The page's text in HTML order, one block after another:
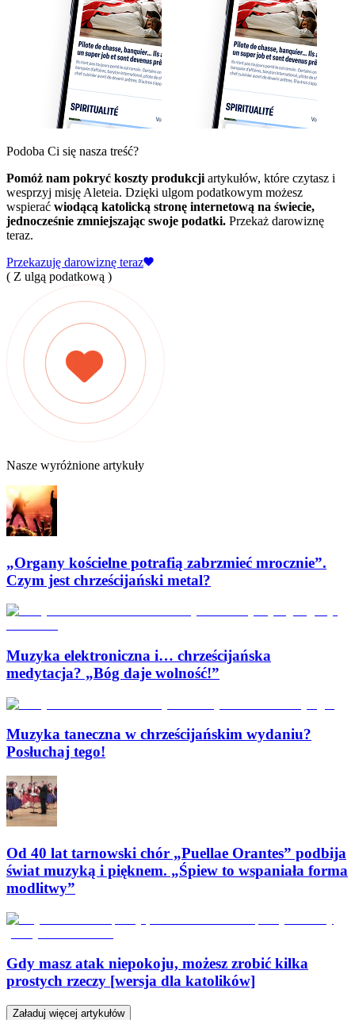
Podoba Ci się nasza treść?
Pomóż nam pokryć koszty produkcji artykułów, które czytasz i
wesprzyj misję Aleteia. Dzięki ulgom podatkowym możesz
wspierać wiodącą katolicką stronę internetową na świecie,
jednocześnie zmniejszając swoje podatki. Przekaż darowiznę
teraz.
Przekazuję darowiznę teraz
( Z ulgą podatkową )
Nasze wyróżnione artykuły
„Organy kościelne potrafią zabrzmieć mrocznie”.
Czym jest chrześcijański metal?
Muzyka elektroniczna i… chrześcijańska
medytacja? „Bóg daje wolność!”
Muzyka taneczna w chrześcijańskim wydaniu?
Posłuchaj tego!
Od 40 lat tarnowski chór „Puellae Orantes” podbija
świat muzyką i pięknem. „Śpiew to wspaniała forma
modlitwy”
Gdy masz atak niepokoju, możesz zrobić kilka
prostych rzeczy [wersja dla katolików]
Załaduj więcej artykułów